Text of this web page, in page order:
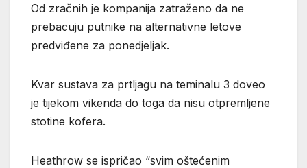
Od zračnih je kompanija zatraženo da ne
prebacuju putnike na alternativne letove
predviđene za ponedjeljak.
Kvar sustava za prtljagu na teminalu 3 doveo
je tijekom vikenda do toga da nisu otpremljene
stotine kofera.
Heathrow se ispričao “svim oštećenim